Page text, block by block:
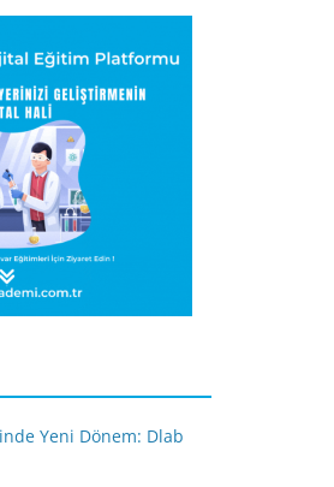
Yeni Dönem: Dlab